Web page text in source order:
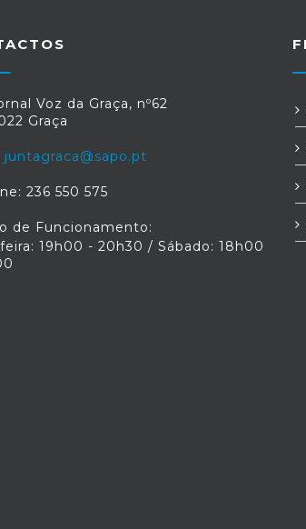
Voz da Graça, nº62
Graça
juntagraca@sapo.pt
236 550 575
de Funcionamento:
19h00 - 20h30 / Sábado: 18h00